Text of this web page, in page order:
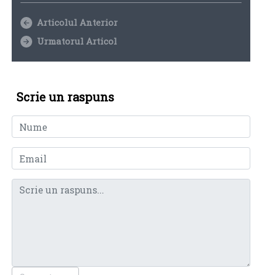
Articolul Anterior
Urmatorul Articol
Scrie un raspuns